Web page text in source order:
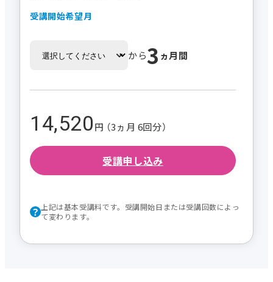
受講開始希望月
から3 ヵ月間
14,520円 （3ヵ月 6回分）
受講申し込み
上記は基本受講料です。受講開始日または受講回数によっ
て変わります。